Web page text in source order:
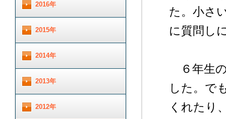
た。小さ
に質問し
６年生
した。で
くれたり
2016年
2015年
2014年
2013年
2012年